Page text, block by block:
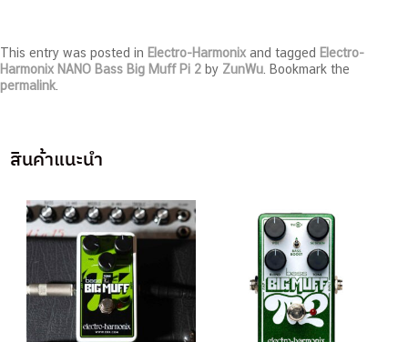
This entry was posted in Electro-Harmonix and tagged Electro-
Harmonix NANO Bass Big Muff Pi 2 by ZunWu . Bookmark the
permalink
สินค้าแนะนำ